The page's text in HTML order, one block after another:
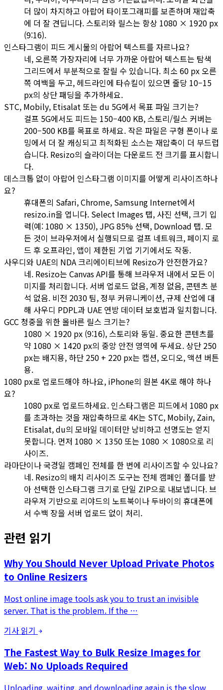
더 많이 차지하고 아랍어 타이포그래피를 보존하며 재압축
에 더 잘 견딥니다. 스토리와 릴스는 항상 1080 × 1920 px
(9:16).
인스타그램이 피드 게시물의 아랍어 텍스트를 자르나요?
네, 오른쪽 가장자리에 너무 가까운 아랍어 텍스트는 탐색
그리드에서 부분적으로 잘릴 수 있습니다. 최소 60 px 오른
쪽 여백을 두고, 헤드라인에 타슈킬이 있으면 줄당 10–15
px의 상단 패딩을 추가하세요.
STC, Mobily, Etisalat 또는 du 5G에서 목표 파일 크기는?
걸프 5G에서도 피드는 150–400 KB, 스토리/릴스 커버는
200–500 KB를 목표로 하세요. 작은 파일은 구형 폰이나 로
밍에서 더 잘 캐싱되고 최적화된 소스는 재압축이 더 부드럽
습니다. Resizo의 슬라이더는 다운로드 전 크기를 표시합니
다.
데스크톱 없이 아랍어 인스타그램 이미지를 어떻게 리사이즈하나
요?
휴대폰의 Safari, Chrome, Samsung Internet에서
resizo.in을 엽니다. Select Images 탭, 사진 선택, 크기 입
력(예: 1080 × 1350), JPG 85% 선택, Download 탭. 모
든 것이 브라우저에서 실행되므로 걸프 네트워크, 페이지 로
드 후 오프라인, 앱이 제한된 기업 기기에서도 작동.
사우디와 UAE의 NDA 크리에이티브에 Resizo가 안전한가요?
네. Resizo는 Canvas API를 통해 브라우저 내에서 모든 이
미지를 처리합니다. 서버 업로드 없음, 계정 없음, 콘텐츠 분
석 없음. 비전 2030 팀, 정부 커뮤니케이션, 규제 산업에 대
해 사우디 PDPL과 UAE 연방 데이터 보호법과 일치합니다.
GCC 청중을 위한 올바른 릴스 크기는?
1080 × 1920 px (9:16), 스토리와 동일. 중요한 콘텐츠를
약 1080 × 1420 px의 중앙 안전 영역에 두세요. 상단 250
px는 배지용, 하단 250 + 220 px는 캡션, 오디오, 액션 버튼
용.
1080 px로 업로드해야 하나요, iPhone의 원본 4K로 해야 하나
요?
1080 px로 업로드하세요. 인스타그램은 피드에서 1080 px
를 초과하는 것을 재압축하므로 4K는 STC, Mobily, Zain,
Etisalat, du의 모바일 데이터만 낭비하고 선명도는 얻지
못합니다. 먼저 1080 × 1350 또는 1080 × 1080으로 리
사이즈.
라마단이나 국경일 캠페인 전체를 한 번에 리사이즈할 수 있나요?
네. Resizo의 배치 리사이즈 도구는 전체 캠페인 폴더를 받
아 선택한 인스타그램 크기로 단일 ZIP으로 내보냅니다. 브
라우저 기반으로 리야드의 노트북이나 두바이의 휴대폰에
서 수백 장을 서버 업로드 없이 처리.
관련 읽기
Why You Should Never Upload Private Photos
to Online Resizers
Most online image tools ask you to trust an invisible
server. That is the problem. If the …
기사 읽기
The Fastest Way to Bulk Resize Images for
Web: No Uploads Required
Uploading, waiting, and downloading again is the slow